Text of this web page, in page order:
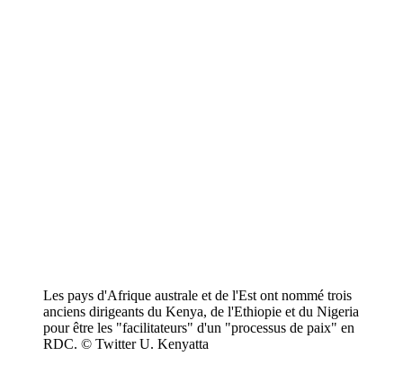
Les pays d'Afrique australe et de l'Est ont nommé trois
anciens dirigeants du Kenya, de l'Ethiopie et du Nigeria
pour être les "facilitateurs" d'un "processus de paix" en
RDC. © Twitter U. Kenyatta